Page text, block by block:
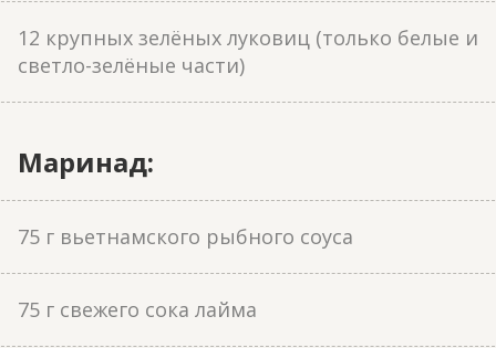
12 крупных зелёных луковиц (только белые и
светло-зелёные части)
Маринад:
75 г вьетнамского рыбного соуса
75 г свежего сока лайма